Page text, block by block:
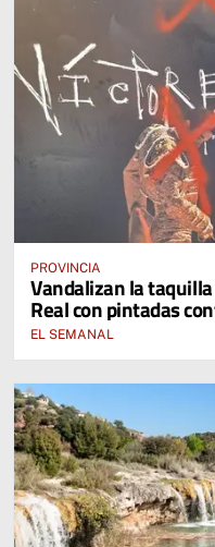
PROVINCIA
Vandalizan la
Real con pintadas
EL SEMANAL